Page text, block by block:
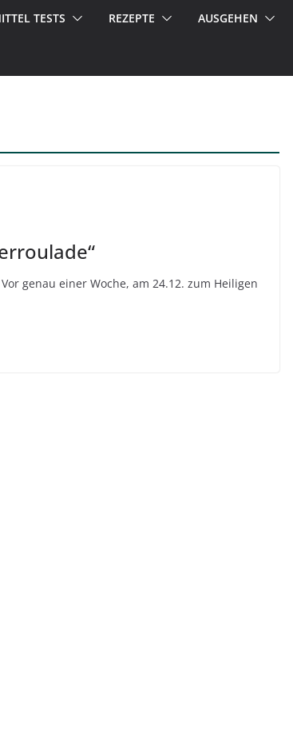
TESTS REZEPTE AUSGEHEN
genau einer Woche, am 24.12. zum Heiligen